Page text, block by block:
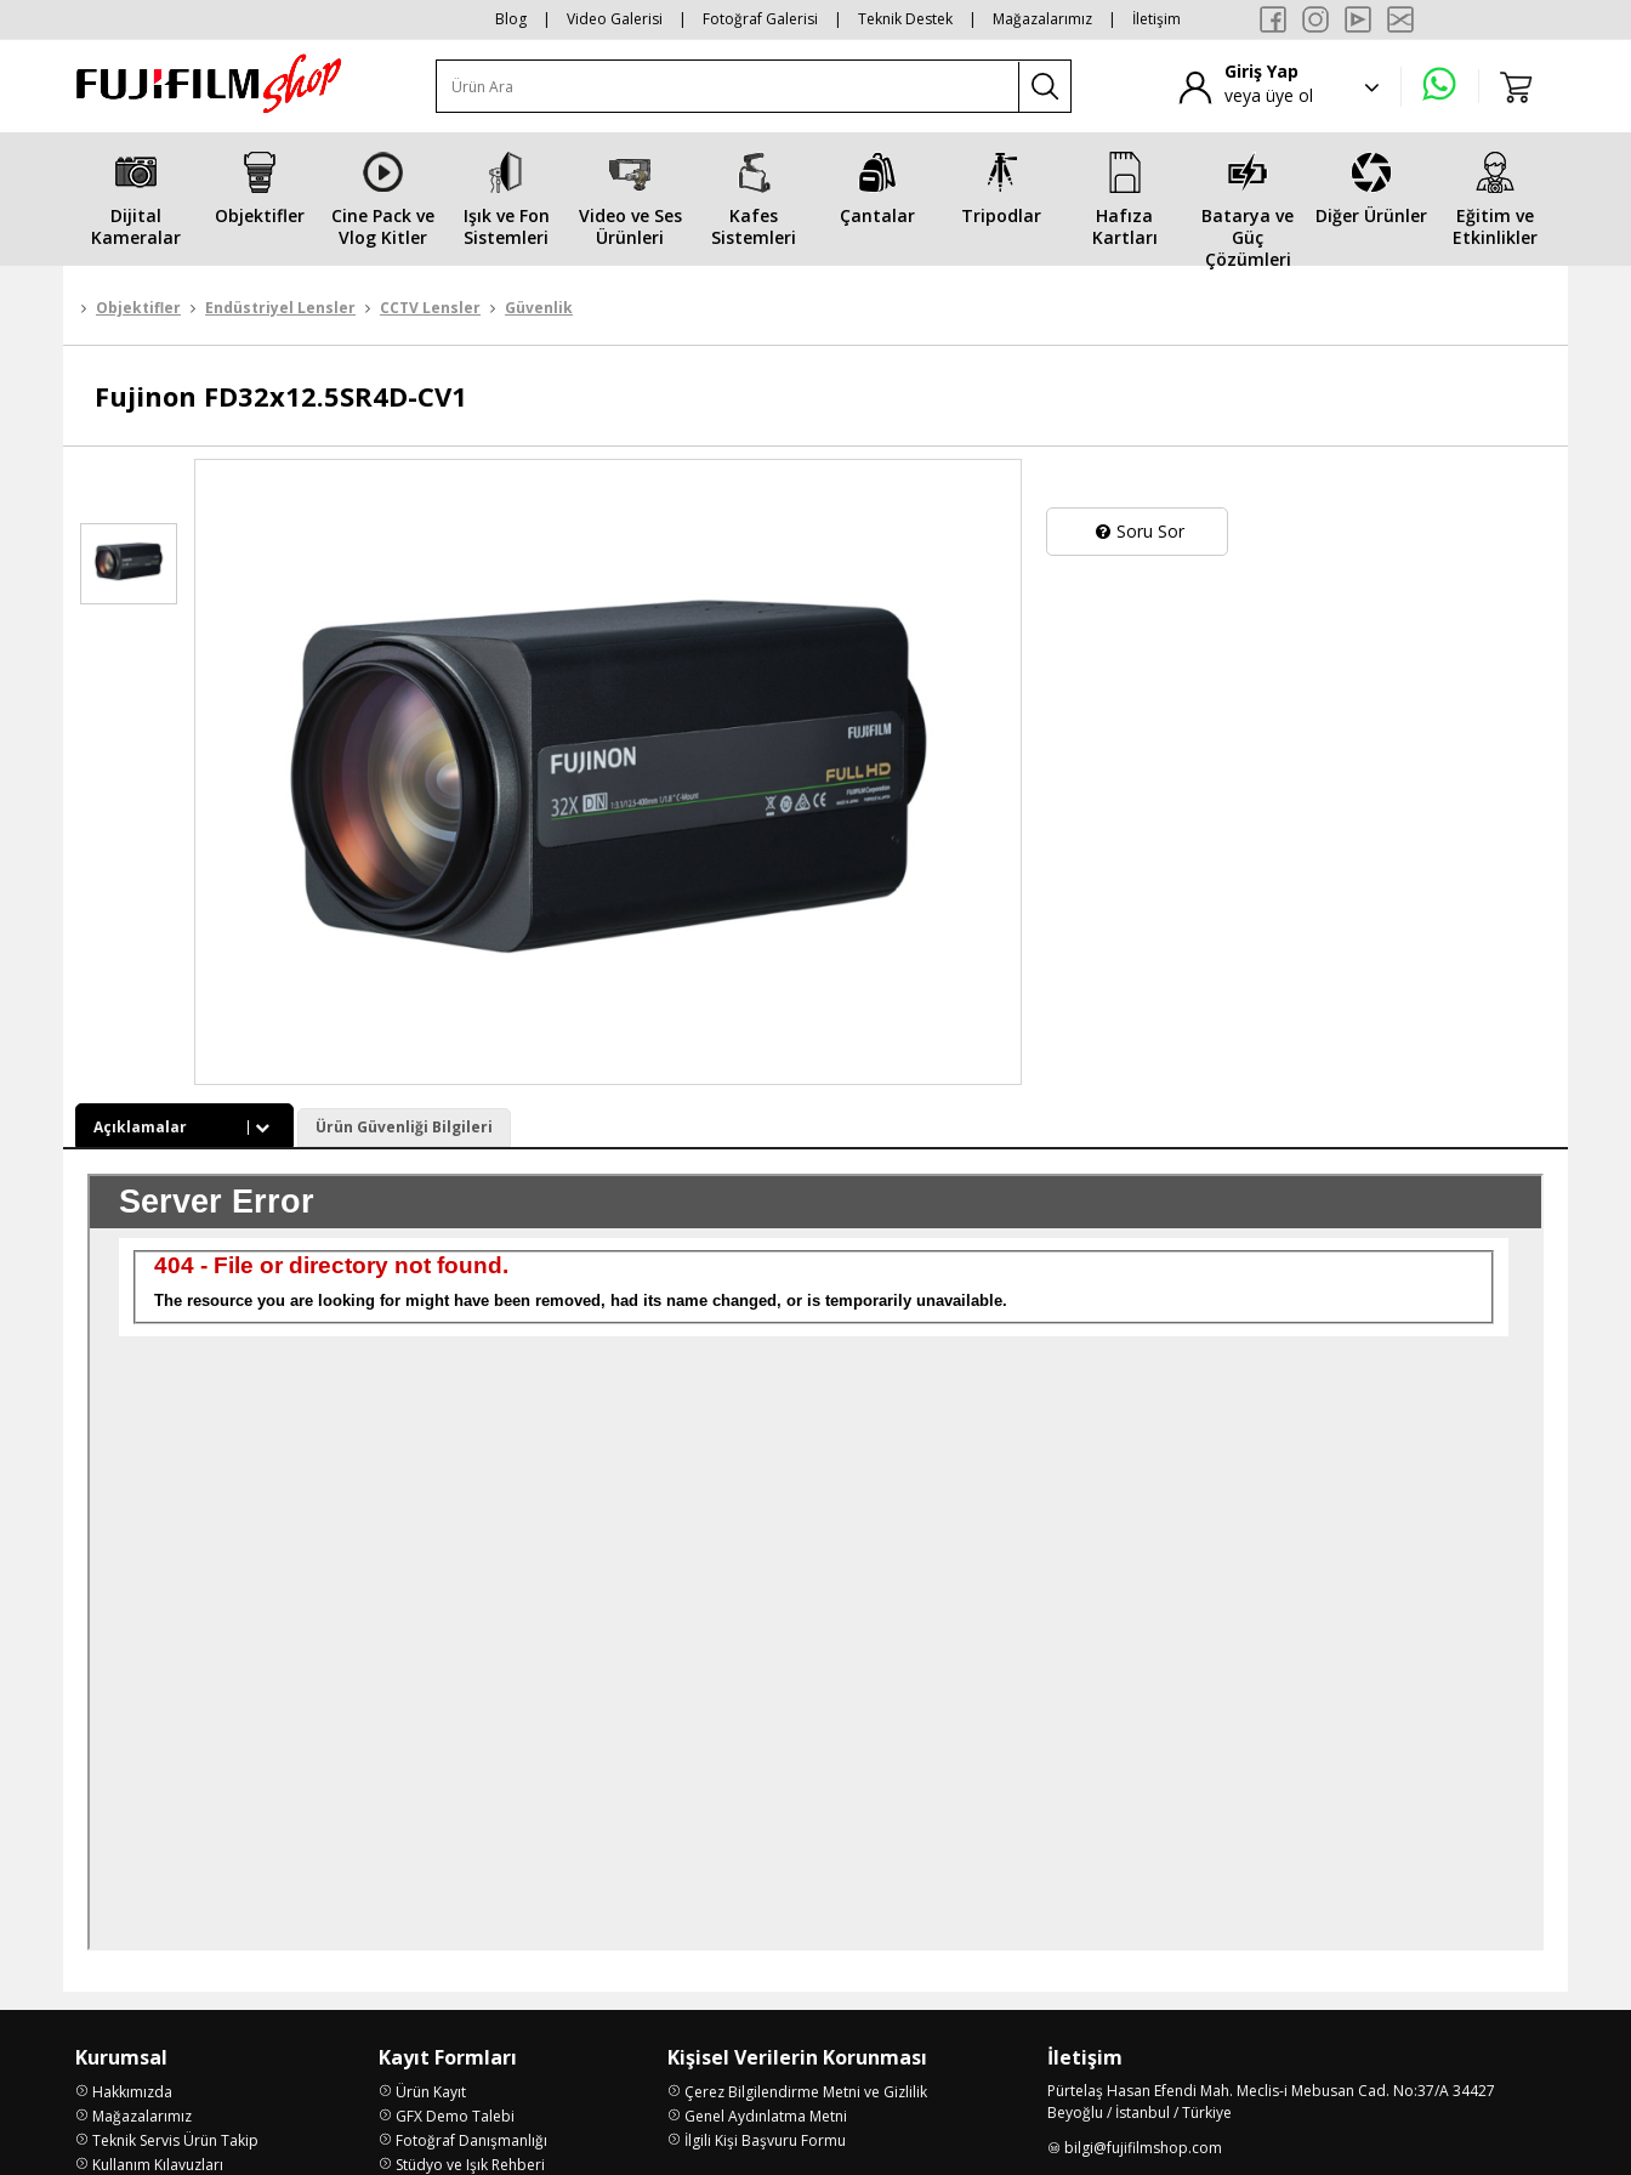
Blog | Video Galerisi | Fotoğraf Galerisi | Teknik Destek | Mağazalarımız | İletişim
Giriş Yap
veya üye ol
Dijital
Kameralar
Objektifler
Cine Pack ve
Vlog Kitler
Işık ve Fon
Sistemleri
Video ve Ses
Ürünleri
Kafes
Sistemleri
Çantalar Tripodlar
Hafıza
Kartları
Batarya ve
Güç
Çözümleri
Diğer Ürünler
Eğitim ve
Etkinlikler
Objektifler Endüstriyel Lensler CCTV Lensler Güvenlik
Fujinon FD32x12.5SR4D-CV1
Soru Sor
Açıklamalar Ürün Güvenliği Bilgileri
Kurumsal
Hakkımızda
Mağazalarımız
Teknik Servis Ürün Takip
Kullanım Kılavuzları
Kayıt Formları
Ürün Kayıt
GFX Demo Talebi
Fotoğraf Danışmanlığı
Stüdyo ve Işık Rehberi
Kişisel Verilerin Korunması
Çerez Bilgilendirme Metni ve Gizlilik
Genel Aydınlatma Metni
İlgili Kişi Başvuru Formu
İletişim
Pürtelaş Hasan Efendi Mah. Meclis-i Mebusan Cad. No:37/A 34427
Beyoğlu / İstanbul / Türkiye
bilgi@fujifilmshop.com